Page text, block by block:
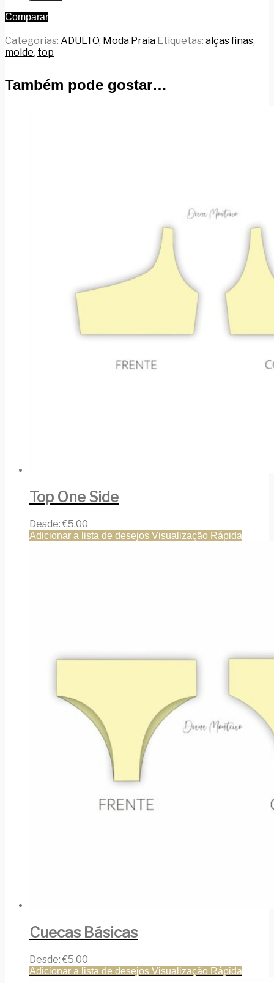
Comparar
Categorias: ADULTO, Moda Praia Etiquetas: alças finas,
molde, top
Também pode gostar…
Top One Side
Desde:€5.00
Adicionar a lista de desejos Visualização Rápida
Cuecas Básicas
Desde:€5.00
Adicionar a lista de desejos Visualização Rápida